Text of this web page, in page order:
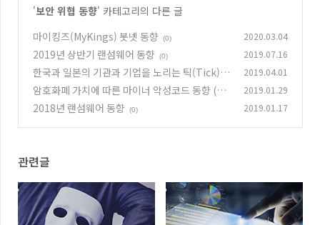
'보안 위협 동향' 카테고리의 다른 글
마이킹즈(MyKings) 봇넷 동향 (0) 2020.03.04
2019년 상반기 랜섬웨어 동향 (0) 2019.07.16
한국과 일본의 기관과 기업을 노리는 틱(Tick)
그룹 동향
(0)
2019.04.01
암호화폐 가치에 따른 마이너 악성코드 동향 (20
18) (0)
2019.01.29
2018년 랜섬웨어 동향 (0) 2019.01.17
관련글